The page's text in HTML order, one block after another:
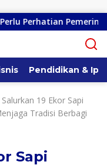
Pemerintah
Pendidikan &
Salurkan 19 Ekor Sapi
Tradisi Berbagi
Sapi